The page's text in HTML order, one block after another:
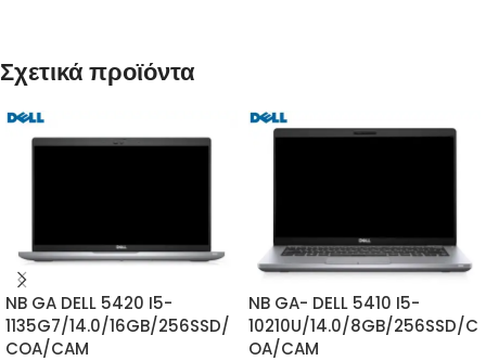
Σχετικά προϊόντα
NB GA DELL 5420 I5-
1135G7/14.0/16GB/256SSD/
COA/CAM
NB GA- DELL 5410 I5-
10210U/14.0/8GB/256SSD/C
OA/CAM